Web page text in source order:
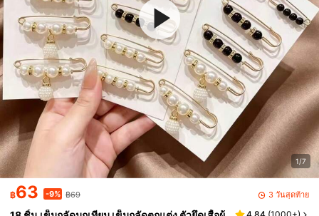
1/7
฿63 -9% ฿69 3 วันสุดท้าย